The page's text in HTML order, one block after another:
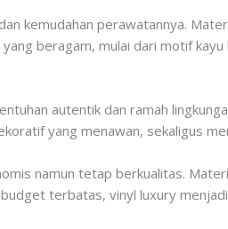
kemudahan perawatannya.
beragam, mulai dari motif
autentik dan ramah
yang menawan, sekaligus
namun tetap berkualitas.
terbatas, vinyl luxury